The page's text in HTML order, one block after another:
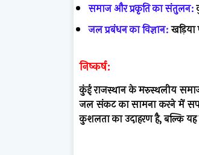
समाज और प्रकृति का संतुलन:
जल प्रबंधन का विज्ञान: खड़िया
निष्कर्ष:
कुंई राजस्थान के मरुस्थलीय
जल संकट का सामना करने में
कुशलता का उदाहरण है, बल्कि